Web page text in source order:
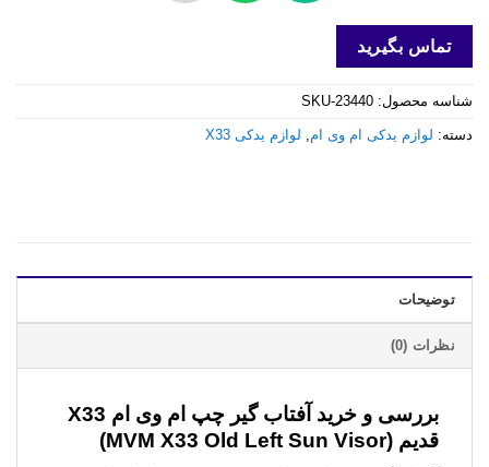
تماس بگیرید
شناسه محصول: SKU-23440
دسته: لوازم یدکی ام وی ام, لوازم یدکی X33
توضیحات
نظرات (0)
بررسی و خرید
آفتاب گیر چپ ام وی ام X33
قدیم (MVM X33 Old Left Sun Visor)